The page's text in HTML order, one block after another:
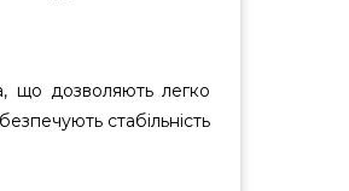
що дозволяють легко
стабільність